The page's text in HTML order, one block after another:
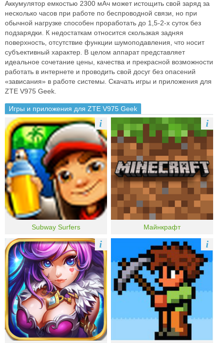
Аккумулятор емкостью 2300 мАч может истощить свой заряд за
несколько часов при работе по беспроводной связи, но при
обычной нагрузке способен проработать до 1,5-2-х суток без
подзарядки. К недостаткам относится скользкая задняя
поверхность, отсутствие функции шумоподавления, что носит
субъективный характер. В целом аппарат представляет
идеальное сочетание цены, качества и прекрасной возможности
работать в интернете и проводить свой досуг без опасений
«зависания» в работе системы. Скачать игры и приложения для
ZTE V975 Geek.
Игры и приложения для ZTE V975 Geek
Subway Surfers
i
Майнкрафт
i
i i